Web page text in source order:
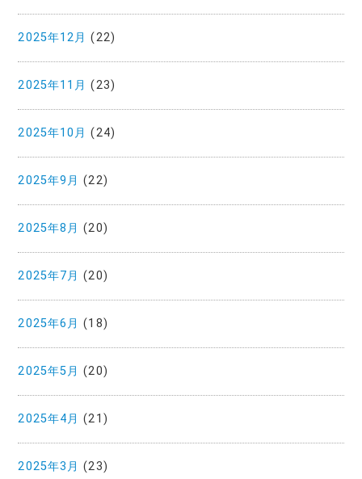
2025年12月 (22)
2025年11月 (23)
2025年10月 (24)
2025年9月 (22)
2025年8月 (20)
2025年7月 (20)
2025年6月 (18)
2025年5月 (20)
2025年4月 (21)
2025年3月 (23)